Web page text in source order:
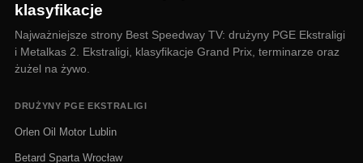
klasyfikacje
Najważniejsze strony Best Speedway TV: drużyny PGE Ekstraligi
i Metalkas 2. Ekstraligi, klasyfikacje Grand Prix, terminarze oraz
żużel na żywo.
DRUŻYNY PGE EKSTRALIGI
Orlen Oil Motor Lublin
Betard Sparta Wrocław